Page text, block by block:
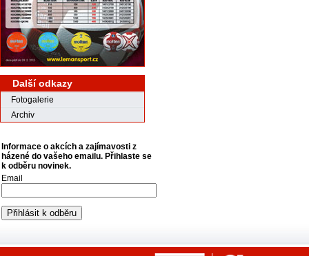
Další odkazy
Fotogalerie
Archiv
Informace o akcích a zajímavosti z
házené do vašeho emailu. Přihlaste se
k odběru novinek.
Email